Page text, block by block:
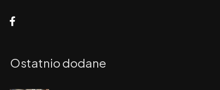
Ostatnio dodane